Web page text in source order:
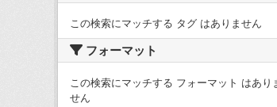
この検索にマッチする タグ はありません
フォーマット
この検索にマッチする フォーマット はあり
せん